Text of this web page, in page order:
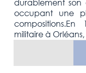
durablement
occupant une
militaire à Orléans,